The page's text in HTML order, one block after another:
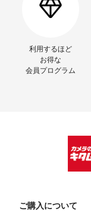
利用するほど
お得な
会員プログラム
ご購入について